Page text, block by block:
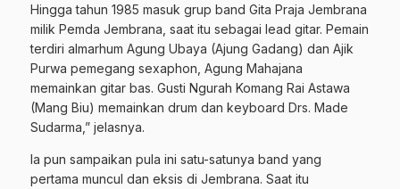
Hingga tahun 1985 masuk grup band Gita Praja Jembrana
milik Pemda Jembrana, saat itu sebagai lead gitar. Pemain
terdiri almarhum Agung Ubaya (Ajung Gadang) dan Ajik
Purwa pemegang sexaphon, Agung Mahajana
memainkan gitar bas. Gusti Ngurah Komang Rai Astawa
(Mang Biu) memainkan drum dan keyboard Drs. Made
Sudarma,” jelasnya.
Ia pun sampaikan pula ini satu-satunya band yang
pertama muncul dan eksis di Jembrana. Saat itu